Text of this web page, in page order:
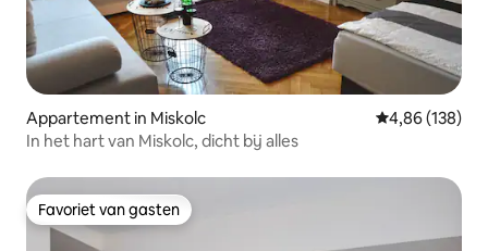
Appartement in Miskolc Gemiddelde
4,86 (138)
In het hart van Miskolc, dicht bij alles
Favoriet van gasten
Favoriet van gasten